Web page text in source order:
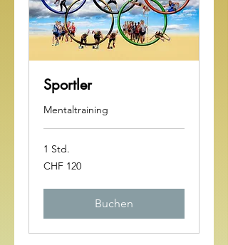
Sportler
Mentaltraining
1 Std.
120
Schweizer
CHF 120
Buchen